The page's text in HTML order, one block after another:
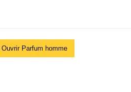
Ouvrir Parfum homme